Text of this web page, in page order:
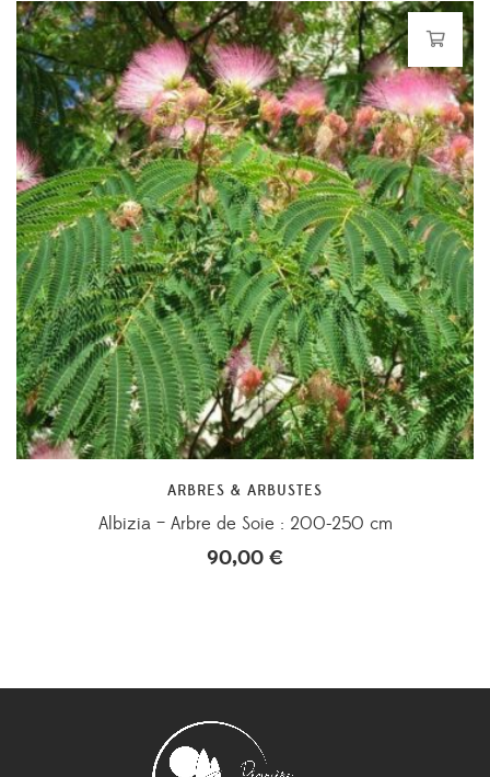
ARBRES & ARBUSTES
Albizia – Arbre de Soie : 200-250 cm
90,00 €